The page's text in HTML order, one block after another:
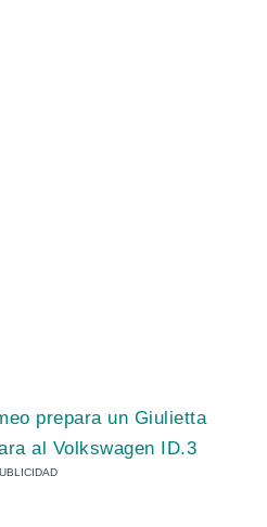
prepara un Giulietta
al Volkswagen ID.3